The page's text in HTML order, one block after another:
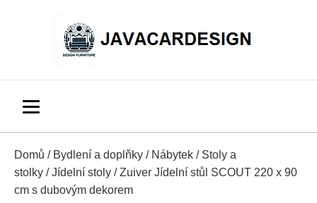
Domů / Bydlení a doplňky / Nábytek / Stoly a
stolky /Jídelní stoly / Zuiver Jídelní stůl SCOUT 220 x 90
cm s dubovým dekorem